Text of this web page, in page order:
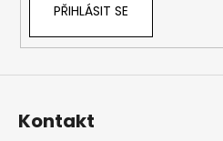
PŘIHLÁSIT SE
Kontakt